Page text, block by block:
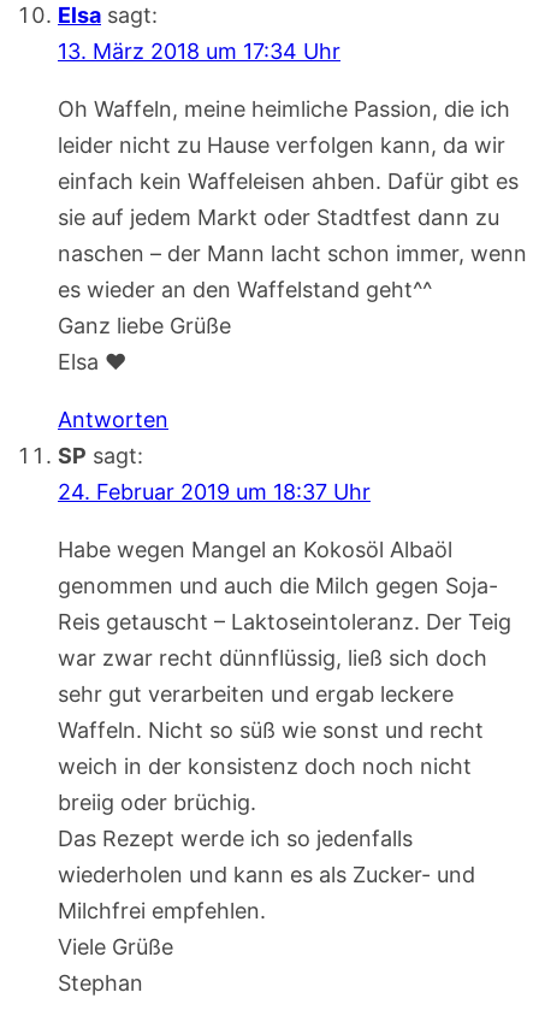
Elsa sagt:
13. März 2018 um 17:34 Uhr
Oh Waffeln, meine heimliche Passion, die ich
leider nicht zu Hause verfolgen kann, da wir
einfach kein Waffeleisen ahben. Dafür gibt es
sie auf jedem Markt oder Stadtfest dann zu
naschen – der Mann lacht schon immer, wenn
es wieder an den Waffelstand geht^^
Ganz liebe Grüße
Elsa ♥
Antworten
SP sagt:
24. Februar 2019 um 18:37 Uhr
Habe wegen Mangel an Kokosöl Albaöl
genommen und auch die Milch gegen Soja-
Reis getauscht – Laktoseintoleranz. Der Teig
war zwar recht dünnflüssig, ließ sich doch
sehr gut verarbeiten und ergab leckere
Waffeln. Nicht so süß wie sonst und recht
weich in der konsistenz doch noch nicht
breiig oder brüchig.
Das Rezept werde ich so jedenfalls
wiederholen und kann es als Zucker- und
Milchfrei empfehlen.
Viele Grüße
Stephan